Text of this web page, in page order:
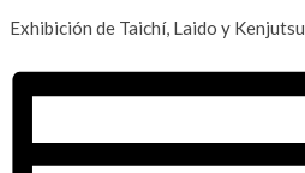
Exhibición de Taichí, Laido y Kenjutsu